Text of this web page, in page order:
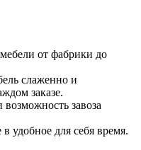
от фабрики до
слаженно и
заказе.
завоза
удобное для себя время.